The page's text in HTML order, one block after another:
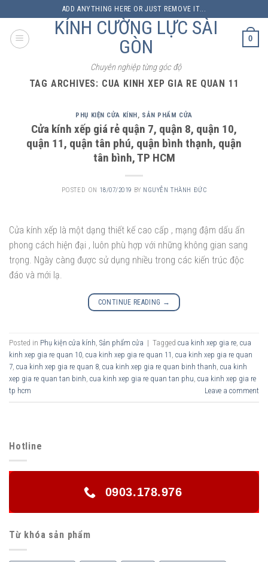
to
content
ADD ANYTHING HERE OR JUST REMOVE IT...
KÍNH CƯỜNG LỰC SÀI
GÒN
Chuyên nghiệp từng góc độ
0
TAG ARCHIVES: CUA KINH XEP GIA RE QUAN 11
PHỤ KIỆN CỬA KÍNH, SẢN PHẨM CỬA
Cửa kính xếp giá rẻ quận 7, quận 8, quận 10,
quận 11, quận tân phú, quận bình thạnh, quận
tân bình, TP HCM
POSTED ON 18/07/2019 BY NGUYỄN THÀNH ĐỨC
Cửa kính xếp là một dạng thiết kế cao cấp , mạng đậm dấu ấn
phong cách hiện đại , luôn phù hợp với những không gian sang
trọng. Ngày càng được sử dụng nhiều trong các kiến trúc độc
đáo và mới lạ.
CONTINUE READING →
Posted in Phụ kiện cửa kính Sản phẩm cửa | Tagged cua kinh xep gia re cua
kinh xep gia re quan 10 cua kinh xep gia re quan 11 cua kinh xep gia re quan
7 cua kinh xep gia re quan 8 cua kinh xep gia re quan binh thanh cua kinh
xep gia re quan tan binh cua kinh xep gia re quan tan phu cua kinh xep gia re
tp hcm
Leave a comment
Hotline
0903.178.976
Từ khóa sản phẩm